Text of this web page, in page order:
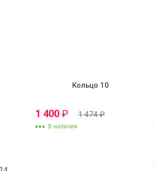
Кольцо 10
1 400 ₽ 1 474₽
В наличии